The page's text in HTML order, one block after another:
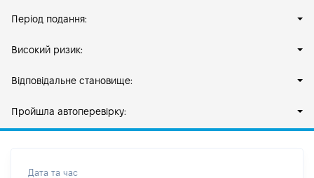
Період подання:
Високий ризик:
Відповідальне становище:
Пройшла автоперевірку:
Дата та час